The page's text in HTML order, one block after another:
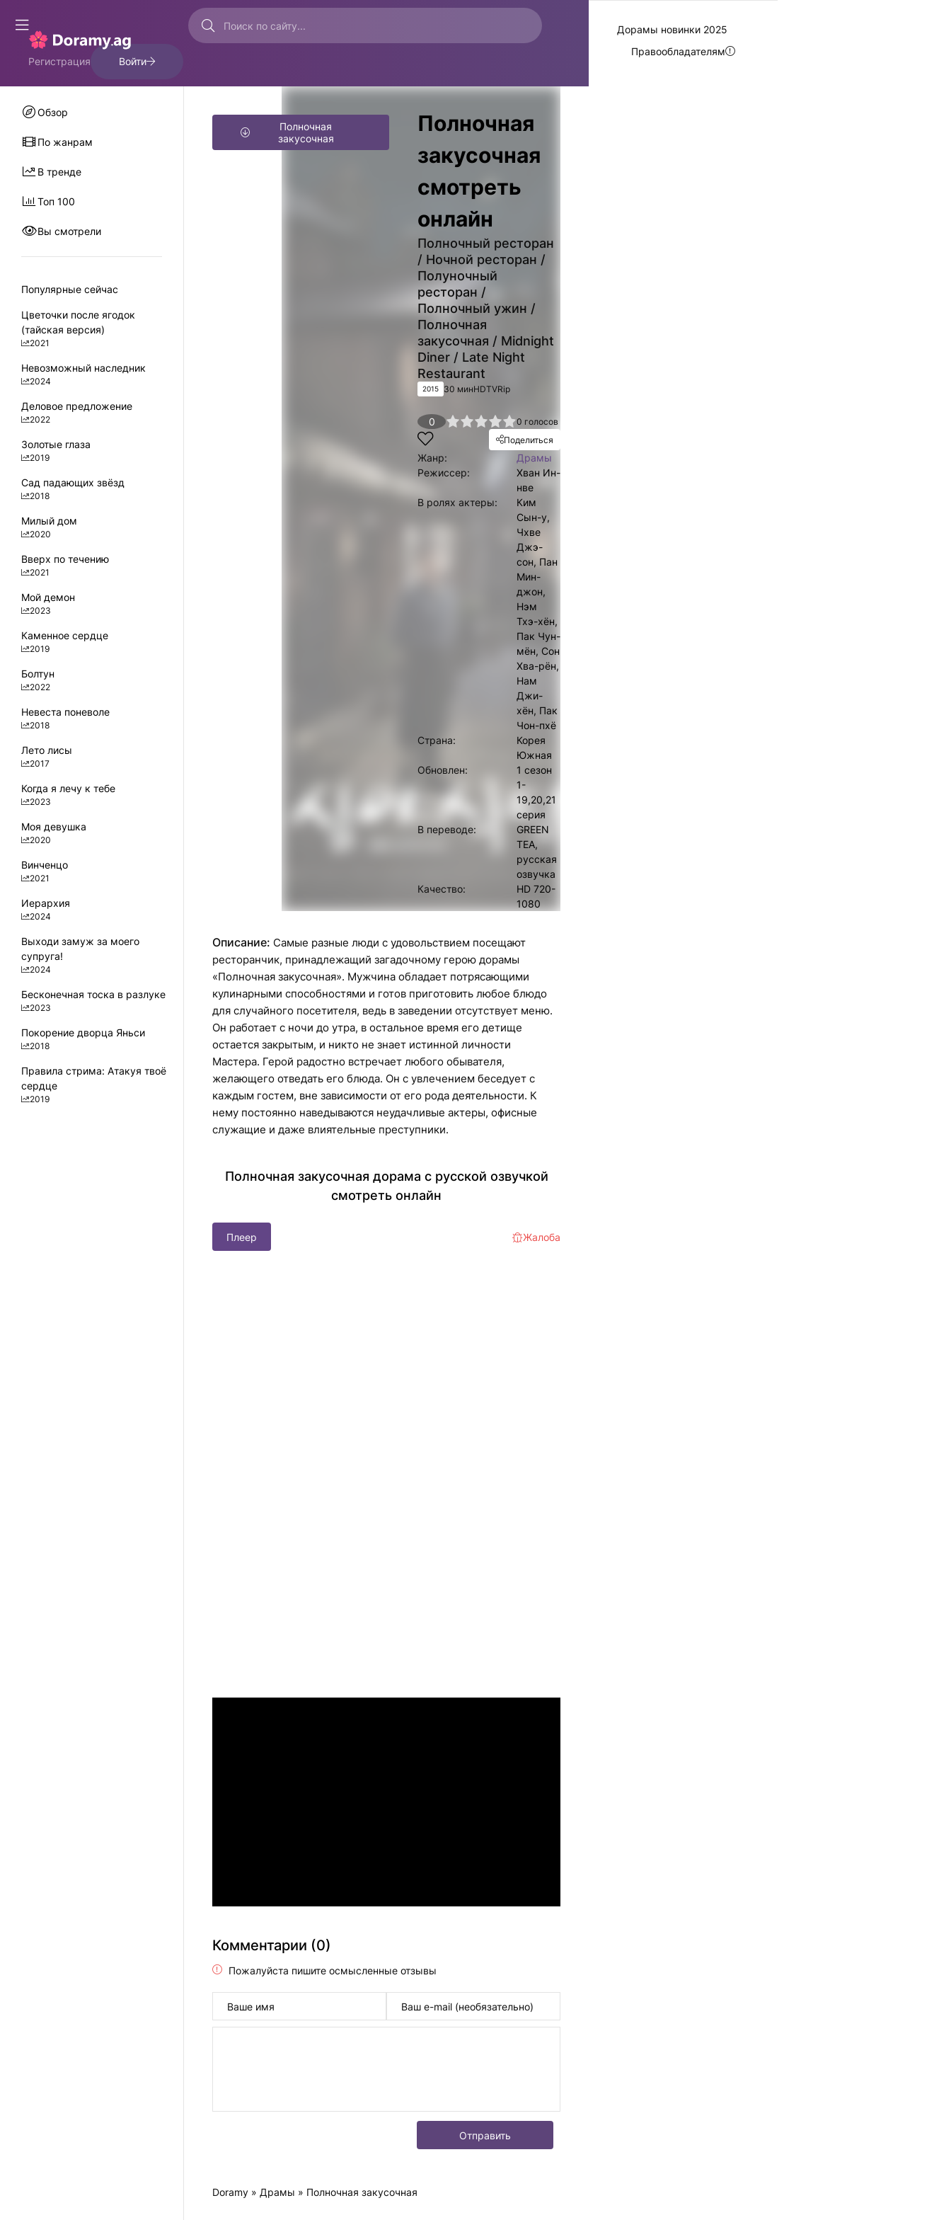
Регистрация Войти
Полночная
закусочная
смотреть
онлайн
Полночный ресторан
/ Ночной ресторан /
Полуночный
ресторан /
Полночный ужин /
Полночная
закусочная / Midnight
Diner / Late Night
Restaurant
2015 30 минHDTVRip
Полночная
закусочная
0
4 5 0 голосов
Поделиться
Жанр:
Драмы
Режиссер:
Хван Ин-
нве
В ролях актеры:
Ким
Сын-у,
Чхве
Джэ-
сон, Пан
Мин-
джон,
Нэм
Тхэ-хён,
Пак Чун-
мён, Сон
Хва-рён,
Нам
Джи-
хён, Пак
Чон-пхё
Страна:
Корея
Южная
Обновлен:
1 сезон
1-
19,20,21
серия
В переводе:
GREEN
TEA,
русская
озвучка
Качество:
HD 720-
1080
Описание: Самые разные люди с удовольствием посещают
ресторанчик, принадлежащий загадочному герою дорамы
«Полночная закусочная». Мужчина обладает потрясающими
кулинарными способностями и готов приготовить любое блюдо
для случайного посетителя, ведь в заведении отсутствует меню.
Он работает с ночи до утра, в остальное время его детище
остается закрытым, и никто не знает истинной личности
Мастера. Герой радостно встречает любого обывателя,
желающего отведать его блюда. Он с увлечением беседует с
каждым гостем, вне зависимости от его рода деятельности. К
нему постоянно наведываются неудачливые актеры, офисные
служащие и даже влиятельные преступники.
Полночная закусочная дорама с русской озвучкой
смотреть онлайн
Плеер Жалоба
Комментарии (0)
Пожалуйста пишите осмысленные отзывы
Отправить
Doramy » Драмы » Полночная закусочная
Обзор
По жанрам
В тренде
Топ 100
Вы смотрели
Популярные сейчас
Цветочки после ягодок
(тайская версия)
2021
Невозможный наследник
2024
Деловое предложение
2022
Золотые глаза
2019
Сад падающих звёзд
2018
Милый дом
2020
Вверх по течению
2021
Мой демон
2023
Каменное сердце
2019
Болтун
2022
Невеста поневоле
2018
Лето лисы
2017
Когда я лечу к тебе
2023
Моя девушка
2020
Винченцо
2021
Иерархия
2024
Выходи замуж за моего
супруга!
2024
Бесконечная тоска в разлуке
2023
Покорение дворца Яньси
2018
Правила стрима: Атакуя твоё
сердце
2019
Дорамы новинки 2025
Правообладателям